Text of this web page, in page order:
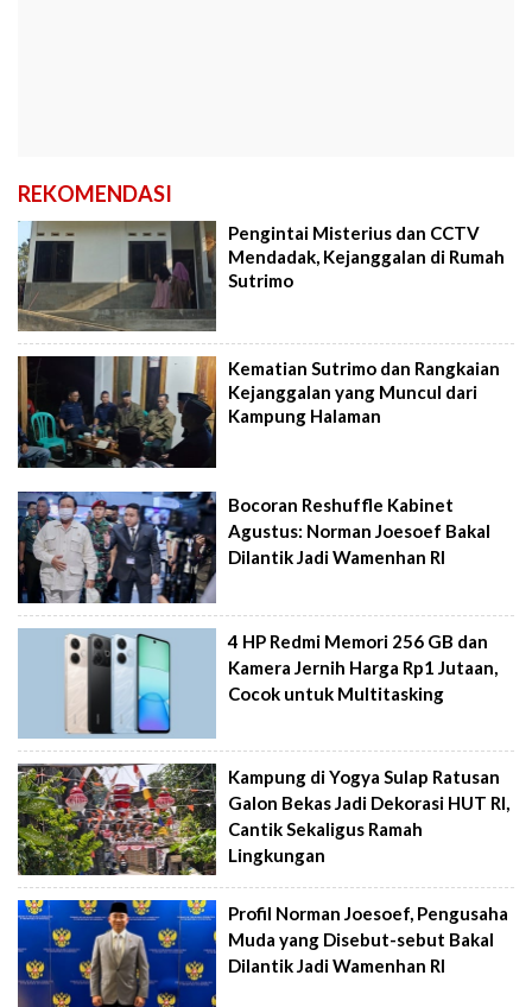
REKOMENDASI
Pengintai Misterius dan CCTV
Mendadak, Kejanggalan di Rumah
Sutrimo
Kematian Sutrimo dan Rangkaian
Kejanggalan yang Muncul dari
Kampung Halaman
Bocoran Reshuffle Kabinet
Agustus: Norman Joesoef Bakal
Dilantik Jadi Wamenhan RI
4 HP Redmi Memori 256 GB dan
Kamera Jernih Harga Rp1 Jutaan,
Cocok untuk Multitasking
Kampung di Yogya Sulap Ratusan
Galon Bekas Jadi Dekorasi HUT RI,
Cantik Sekaligus Ramah
Lingkungan
Profil Norman Joesoef, Pengusaha
Muda yang Disebut-sebut Bakal
Dilantik Jadi Wamenhan RI